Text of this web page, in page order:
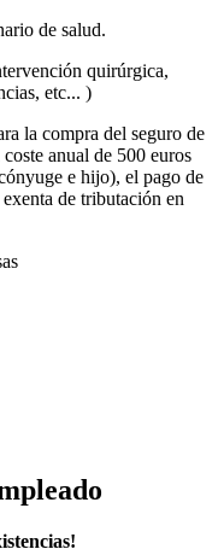
de salud.
quirúrgica,
etc... )
la compra del seguro de
anual de 500 euros
e hijo), el pago de
de tributación en